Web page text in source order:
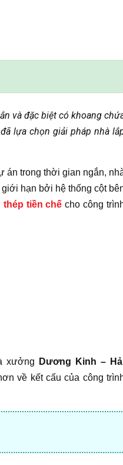
và đặc biệt có khoang
lựa chọn giải pháp nhà
án trong thời gian ngắn,
hạn bởi hệ thống cột
thép tiền chếcho công
xưởng
Dương Kinh –
về kết cấu của công